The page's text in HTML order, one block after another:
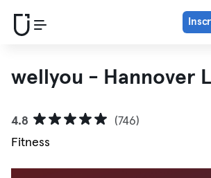
wellyou - Hannover
4.8
(746)
Fitness